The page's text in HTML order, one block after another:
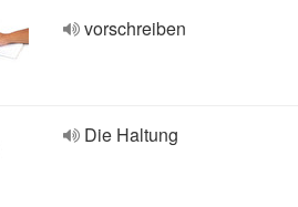
vorschreiben
Die Haltung